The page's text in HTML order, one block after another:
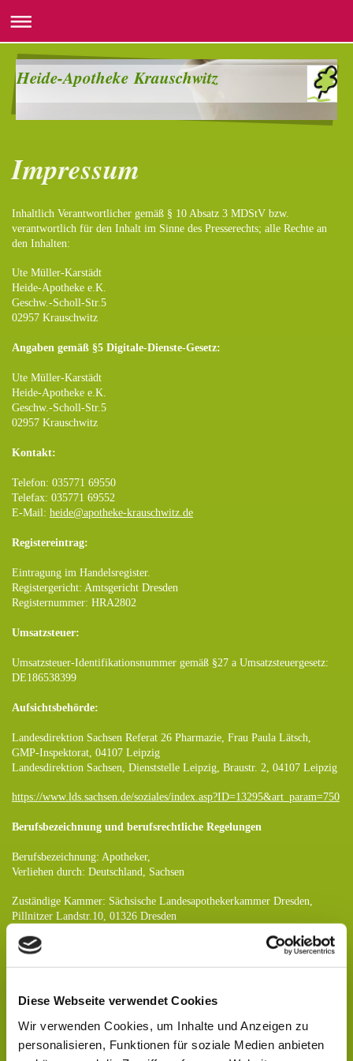
Diese Webseite verwendet Cookies
Wir verwenden Cookies, um Inhalte und Anzeigen zu
personalisieren, Funktionen für soziale Medien anbieten
Heide-Apotheke Krauschwitz
Impressum
Inhaltlich Verantwortlicher gemäß § 10 Absatz 3 MDStV bzw.
verantwortlich für den Inhalt im Sinne des Presserechts; alle Rechte an
den Inhalten:
Ute Müller-Karstädt
Heide-Apotheke e.K.
Geschw.-Scholl-Str.5
02957 Krauschwitz
Angaben gemäß §5 Digitale-Dienste-Gesetz:
Ute Müller-Karstädt
Heide-Apotheke e.K.
Geschw.-Scholl-Str.5
02957 Krauschwitz
Kontakt:
Telefon: 035771 69550
Telefax: 035771 69552
E-Mail: heide@apotheke-krauschwitz.de
Registereintrag:
Eintragung im Handelsregister.
Registergericht: Amtsgericht Dresden
Registernummer: HRA2802
Umsatzsteuer:
Umsatzsteuer-Identifikationsnummer gemäß §27 a Umsatzsteuergesetz:
DE186538399
Aufsichtsbehörde:
Landesdirektion Sachsen Referat 26 Pharmazie, Frau Paula Lätsch,
GMP-Inspektorat, 04107 Leipzig
Landesdirektion Sachsen, Dienststelle Leipzig, Braustr. 2, 04107 Leipzig
https://www.lds.sachsen.de/soziales/index.asp?ID=13295&art_param=750
Berufsbezeichnung und berufsrechtliche Regelungen
Berufsbezeichnung: Apotheker,
Verliehen durch: Deutschland, Sachsen
Zuständige Kammer: Sächsische Landesapothekerkammer Dresden,
Pillnitzer Landstr.10, 01326 Dresden
Es gelten folgende berufsrechtliche Regelungen: Berufsordnung der
Angaben zur Berufshaftpflichtversicherung
Name und Sitz des Versicherers: